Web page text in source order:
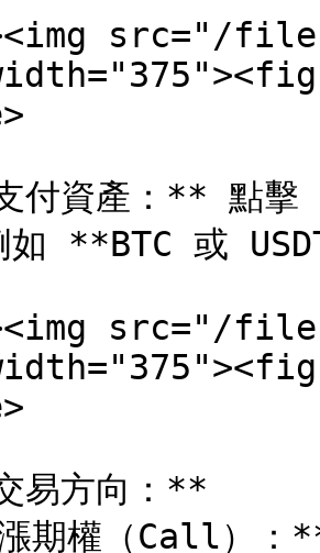
src="/files/
付資產：** 點擊
如 **BTC 或
src="/
易方向：**